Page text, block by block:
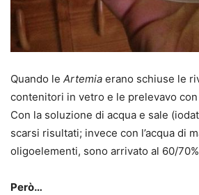
Quando le Artemia erano schiuse le
contenitori in vetro e le prelevavo
Con la soluzione di acqua e sale
scarsi risultati; invece con l’acqua di
oligoelementi, sono arrivato al 60/
Però…